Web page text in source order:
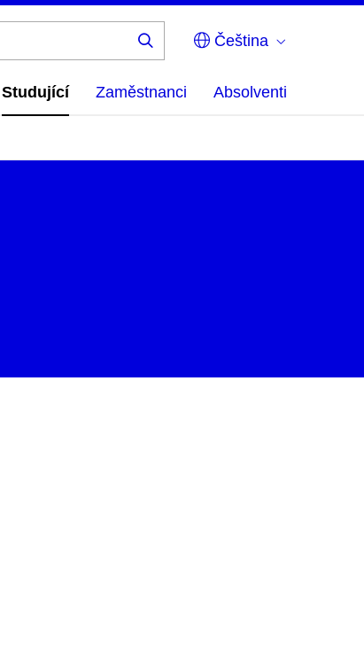
Čeština
Studující Zaměstnanci Absolventi